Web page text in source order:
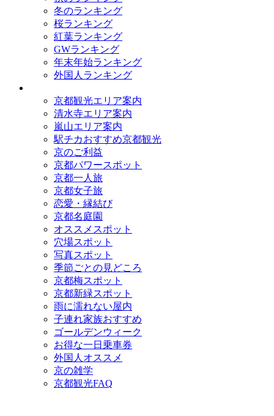
冬のランキング
桜ランキング
紅葉ランキング
GWランキング
年末年始ランキング
外国人ランキング
京都観光エリア案内
清水寺エリア案内
嵐山エリア案内
駅チカおすすめ京都観光
京のご利益
京都パワースポット
京都一人旅
京都女子旅
恋愛・縁結び
京都名庭園
オススメスポット
穴場スポット
写真スポット
季節ごとの見どころ
京都梅スポット
京都新緑スポット
雨に濡れない屋内
子連れ家族おすすめ
ゴールデンウィーク
お得な一日乗車券
外国人オススメ
京の雑学
京都観光FAQ